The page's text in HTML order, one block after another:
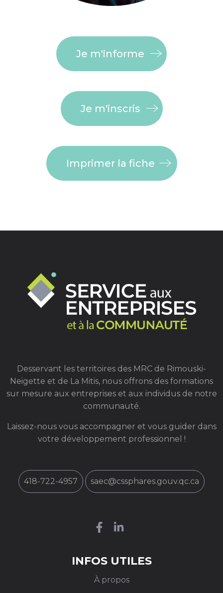
Je m'informe
Je m'inscris
Imprimer la fiche
Desservant les territoires des MRC de Rimouski-
Neigette et de La Mitis, nous offrons des formations
sur mesure aux entreprises et aux individus de notre
communauté.
Laissez-nous vous accompagner et vous guider dans
votre développement professionnel !
418-722-4957 saec@cssphares.gouv.qc.ca
INFOS UTILES
À propos